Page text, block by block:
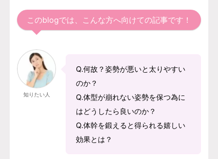
このblogでは、こんな方へ向けての記事です！
知りたい人
Q.何故？姿勢が悪いと太りやすい
のか？
Q.体型が崩れない姿勢を保つ為に
はどうしたら良いのか？
Q.体幹を鍛えると得られる嬉しい
効果とは？